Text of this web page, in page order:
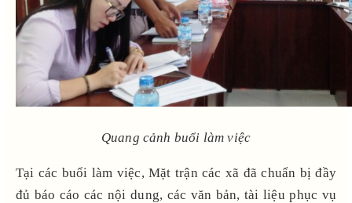
Quang cảnh buổi làm việc
Tại các buổi làm việc, Mặt trận các xã đã chuẩn bị đầy
đủ báo cáo các nội dung, các văn bản, tài liệu phục vụ